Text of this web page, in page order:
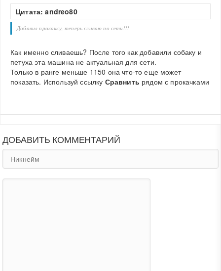
Цитата: andreo80
Добавил прокачку, теперь сливаю по сети!!!
Как именно сливаешь? После того как добавили собаку и
петуха эта машина не актуальная для сети.
Только в ранге меньше 1150 она что-то еще может
показать. Используй ссылку Сравнить рядом с прокачками
ДОБАВИТЬ КОММЕНТАРИЙ